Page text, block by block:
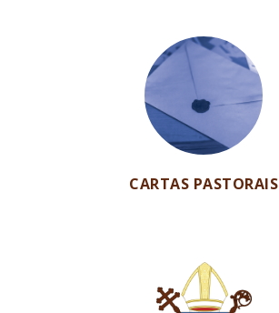
CARTAS PASTORAIS